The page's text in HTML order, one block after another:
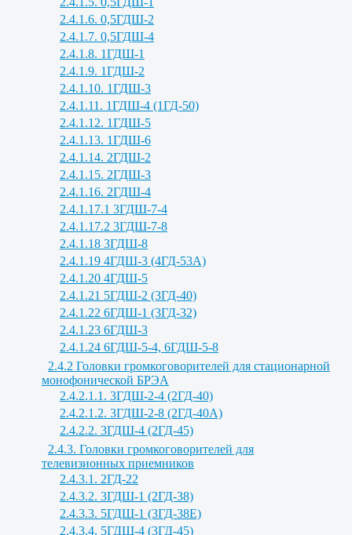
2.4.1.6. 0,5ГДШ-2
2.4.1.7. 0,5ГДШ-4
2.4.1.8. 1ГДШ-1
2.4.1.9. 1ГДШ-2
2.4.1.10. 1ГДШ-3
2.4.1.11. 1ГДШ-4 (1ГД-50)
2.4.1.12. 1ГДШ-5
2.4.1.13. 1ГДШ-6
2.4.1.14. 2ГДШ-2
2.4.1.15. 2ГДШ-3
2.4.1.16. 2ГДШ-4
2.4.1.17.1 3ГДШ-7-4
2.4.1.17.2 3ГДШ-7-8
2.4.1.18 3ГДШ-8
2.4.1.19 4ГДШ-3 (4ГД-53А)
2.4.1.20 4ГДШ-5
2.4.1.21 5ГДШ-2 (3ГД-40)
2.4.1.22 6ГДШ-1 (3ГД-32)
2.4.1.23 6ГДШ-3
2.4.1.24 6ГДШ-5-4, 6ГДШ-5-8
2.4.2 Головки громкоговорителей для стационарной
монофонической БРЭА
2.4.2.1.1. 3ГДШ-2-4 (2ГД-40)
2.4.2.1.2. 3ГДШ-2-8 (2ГД-40А)
2.4.2.2. 3ГДШ-4 (2ГД-45)
2.4.3. Головки громкоговорителей для
телевизионных приемников
2.4.3.1. 2ГД-22
2.4.3.2. 3ГДШ-1 (2ГД-38)
2.4.3.3. 5ГДШ-1 (3ГД-38Е)
2.4.3.4. 5ГДШ-4 (3ГД-45)